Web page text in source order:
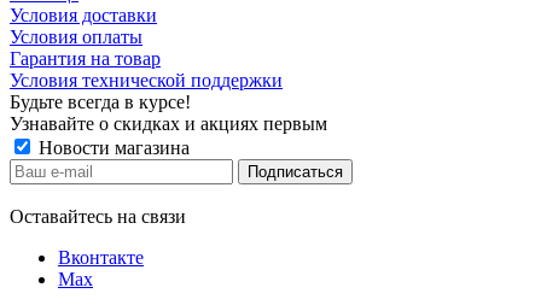
Условия доставки
Условия оплаты
Гарантия на товар
Условия технической поддержки
Будьте всегда в курсе!
Узнавайте о скидках и акциях первым
Новости магазина
Оставайтесь на связи
Вконтакте
Max